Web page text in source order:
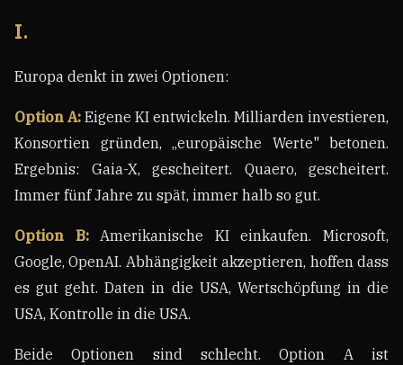
I.
Europa denkt in zwei Optionen:
Option A: Eigene KI entwickeln. Milliarden investieren,
Konsortien gründen, „europäische Werte" betonen.
Ergebnis: Gaia-X, gescheitert. Quaero, gescheitert.
Immer fünf Jahre zu spät, immer halb so gut.
Option B:Amerikanische KI einkaufen. Microsoft,
Google, OpenAI. Abhängigkeit akzeptieren, hoffen dass
es gut geht. Daten in die USA, Wertschöpfung in die
USA, Kontrolle in die USA.
Beide Optionen sind schlecht. Option A ist